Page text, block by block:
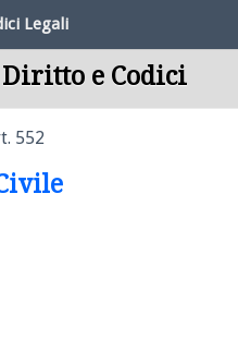
Legali
Diritto e Codici
552